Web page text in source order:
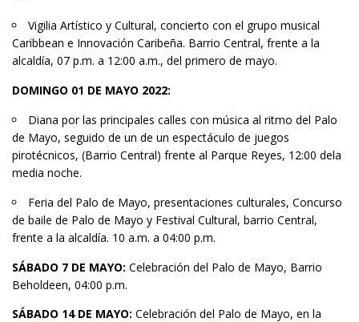
Vigilia Artístico y Cultural, concierto con el grupo musical
Caribbean e Innovación Caribeña. Barrio Central, frente a la
alcaldía, 07 p.m. a 12:00 a.m., del primero de mayo.
DOMINGO 01 DE MAYO 2022:
Diana por las principales calles con música al ritmo del Palo
de Mayo, seguido de un de un espectáculo de juegos
pirotécnicos, (Barrio Central) frente al Parque Reyes, 12:00 dela
media noche.
Feria del Palo de Mayo, presentaciones culturales, Concurso
de baile de Palo de Mayo y Festival Cultural, barrio Central,
frente a la alcaldía. 10 a.m. a 04:00 p.m.
SÁBADO 7 DE MAYO: Celebración del Palo de Mayo, Barrio
Beholdeen, 04:00 p.m.
SÁBADO 14 DE MAYO: Celebración del Palo de Mayo, en la